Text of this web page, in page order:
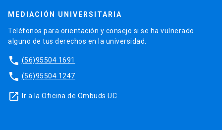
MEDIACIÓN UNIVERSITARIA
Teléfonos para orientación y consejo si se ha vulnerado
alguno de tus derechos en la universidad.
phone (56)95504 1691
phone (56)95504 1247
launch Ir a la Oficina de Ombuds UC